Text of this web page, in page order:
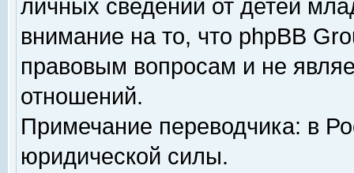
личных сведений от детей
внимание на то, что phpBB
правовым вопросам и не
отношений.
Примечание переводчика: в
юридической силы.